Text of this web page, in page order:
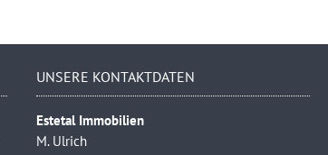
UNSERE KONTAKTDATEN
Estetal Immobilien
M. Ulrich